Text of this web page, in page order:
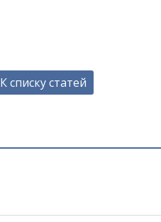
К списку статей